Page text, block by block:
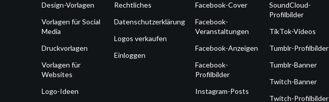
Design-Vorlagen
Vorlagen für Social
Media
Druckvorlagen
Vorlagen für
Websites
Logo-Ideen
Rechtliches
Datenschutzerklärung
Logos verkaufen
Einloggen
Facebook-Cover
Facebook-
Veranstaltungen
Facebook-Anzeigen
Facebook-
Profilbilder
Instagram-Posts
SoundCloud-
Profilbilder
TikTok-Videos
Tumblr-Profilbilder
Tumblr-Banner
Twitch-Banner
Twitch-Profilbilder